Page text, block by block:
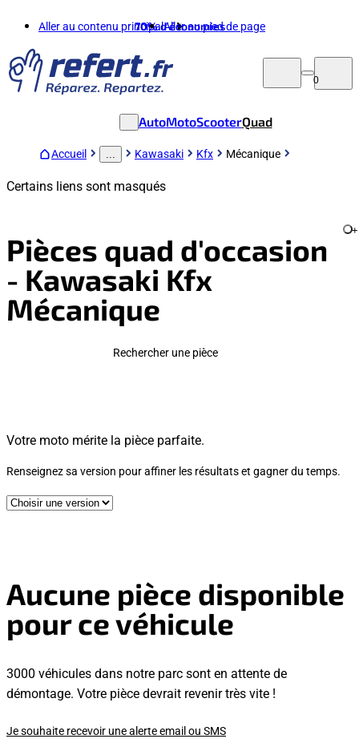
Aller au contenu principalAller au pied de page
70%d'économies
0
AutoMotoScooterQuad
Accueil Kawasaki Kfx Mécanique
Certains liens sont masqués
Pièces quad d'occasion
- Kawasaki Kfx
Mécanique
+
Rechercher une pièce
Votre moto mérite la pièce parfaite.
Renseignez sa version pour affiner les résultats et gagner du temps.
Aucune pièce disponible
pour ce véhicule
3000 véhicules dans notre parc sont en attente de
démontage. Votre pièce devrait revenir très vite !
Je souhaite recevoir une alerte email ou SMS